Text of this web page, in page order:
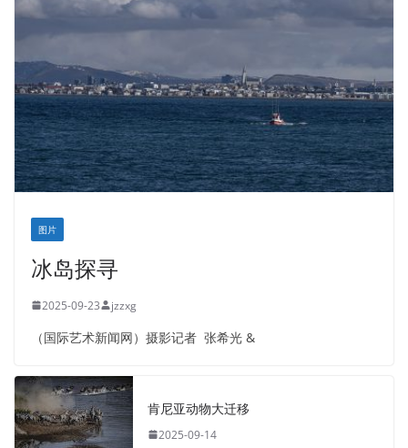
图片
冰岛探寻
2025-09-23 jzzxg
（国际艺术新闻网）摄影记者 张希光 &
肯尼亚动物大迁移
2025-09-14